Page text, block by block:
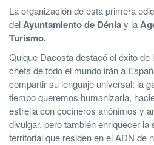
La organización de esta primera
delAyuntamiento de Déniay la
Turismo.
Quique Dacosta destacó el éxito de
chefs de todo el mundo irán a
compartir su lenguaje universal: la
tiempo queremos humanizarla,
estrella con cocineros anónimos y
divulgar, pero también enriquecer la
territorial que residen en el ADN de